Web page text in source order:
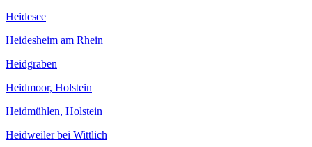
Heidesee
Heidesheim am Rhein
Heidgraben
Heidmoor, Holstein
Heidmühlen, Holstein
Heidweiler bei Wittlich